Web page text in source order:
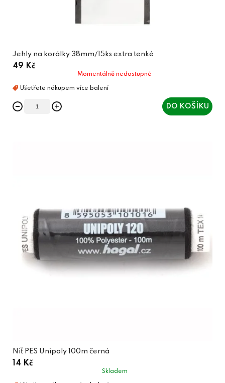
Jehly na korálky 38mm/15ks extra tenké
49 Kč
Momentálně nedostupné
DO KOŠÍKU
Niť PES Unipoly 100m černá
14 Kč
Skladem